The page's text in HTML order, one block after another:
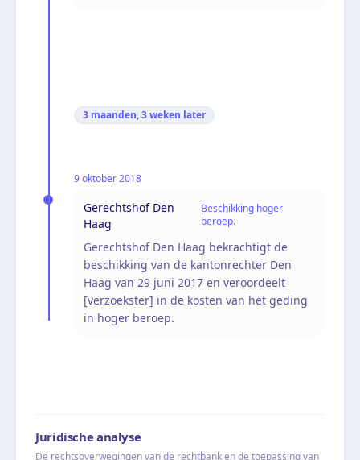
3 maanden, 3 weken later
9 oktober 2018
Gerechtshof Den
Haag
Beschikking hoger
beroep.
Gerechtshof Den Haag bekrachtigt de
beschikking van de kantonrechter Den
Haag van 29 juni 2017 en veroordeelt
[verzoekster] in de kosten van het geding
in hoger beroep.
Juridische analyse
De rechtsoverwegingen van de rechtbank en de toepassing van